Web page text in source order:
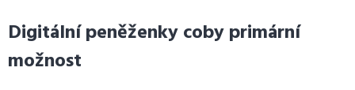
Digitální peněženky coby primární
možnost